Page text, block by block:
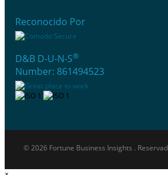
Reconocido Por
D&B D-U-N-S®
Number: 861494523
© 2026 Fortune Business Insights .